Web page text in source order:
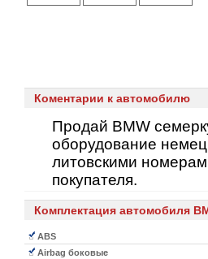
Коментарии к автомобилю
Продай BMW
оборудование
литовскими
покупателя.
Комплектация автомобиля
ABS
Airbag боковые